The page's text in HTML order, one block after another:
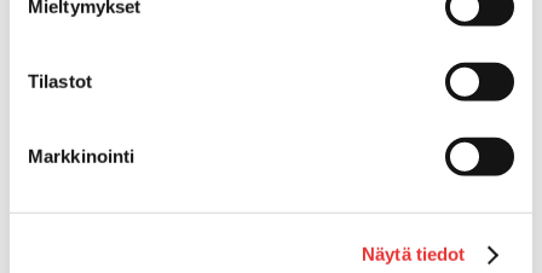
Mieltymykset
Tilastot
Markkinointi
Näytä tiedot
Venetuolit ja -tuolinjalat
Pöydät ja istuimet